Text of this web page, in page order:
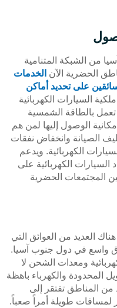
من الشبكة المتنامية
الحضرية الآن الخدمات
على تحديد أماكن
السيارات الكهربائية
بالطاقة الشمسية
الوصول إليها لمن هم
الصيانة وانخفاض نفقات
الكهربائية. ويدعم
السيارات الكهربائية على
المجتمعات الحضرية
العديد من العوائق التي
واسع في دول جنوب آسيا.
ومعدات الشحن لا
المحدودة والكهرباء باهظة
من المناطق تفتقر إلى
طويلة أمراً صعباً.